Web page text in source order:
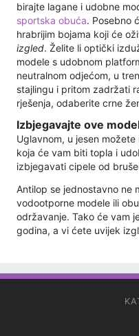
birajte lagane i udobne
sportska obuća. Posebno
hrabrijim bojama koji će
izgled. Želite li optički
modele s udobnom
neutralnom odjećom, u
stajlingu i pritom zadržati
rješenja, odaberite crne
Izbjegavajte ove
Uglavnom, u jesen
koja će vam biti topla i
izbjegavati cipele od
Antilop se jednostavno ne
vodootporne modele ili
održavanje. Tako će vam
godina, a vi ćete uvijek